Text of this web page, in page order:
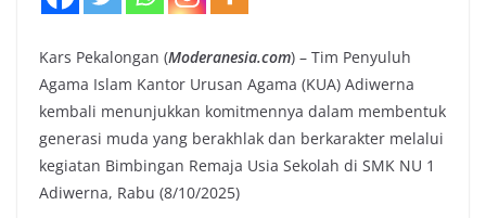
Kars Pekalongan (Moderanesia.com) – Tim Penyuluh
Agama Islam Kantor Urusan Agama (KUA) Adiwerna
kembali menunjukkan komitmennya dalam membentuk
generasi muda yang berakhlak dan berkarakter melalui
kegiatan Bimbingan Remaja Usia Sekolah di SMK NU 1
Adiwerna, Rabu (8/10/2025)